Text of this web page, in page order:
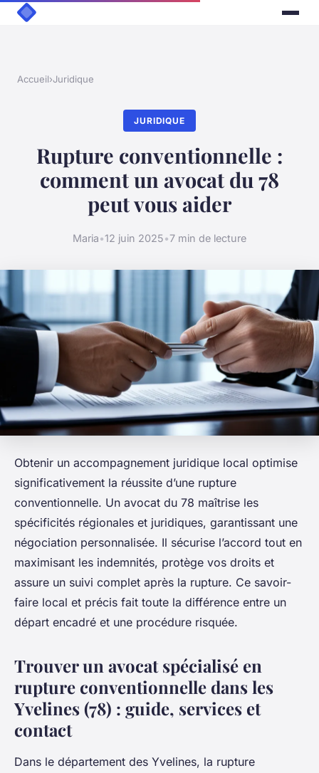
Accueil›Juridique
JURIDIQUE
Rupture conventionnelle :
comment un avocat du 78
peut vous aider
Maria•12 juin 2025•7 min de lecture
Obtenir un accompagnement juridique local optimise
significativement la réussite d’une rupture
conventionnelle. Un avocat du 78 maîtrise les
spécificités régionales et juridiques, garantissant une
négociation personnalisée. Il sécurise l’accord tout en
maximisant les indemnités, protège vos droits et
assure un suivi complet après la rupture. Ce savoir-
faire local et précis fait toute la différence entre un
départ encadré et une procédure risquée.
Trouver un avocat spécialisé en
rupture conventionnelle dans les
Yvelines (78) : guide, services et
contact
Dans le département des Yvelines, la rupture